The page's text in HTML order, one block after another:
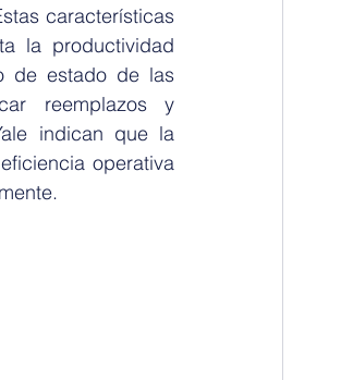
características
la productividad
de estado de las
reemplazos y
indican que la
operativa